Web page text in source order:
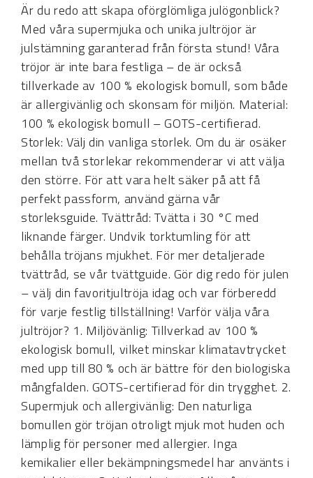
Är du redo att skapa oförglömliga julögonblick?
Med våra supermjuka och unika jultröjor är
julstämning garanterad från första stund! Våra
tröjor är inte bara festliga – de är också
tillverkade av 100 % ekologisk bomull, som både
är allergivänlig och skonsam för miljön. Material:
100 % ekologisk bomull – GOTS-certifierad.
Storlek: Välj din vanliga storlek. Om du är osäker
mellan två storlekar rekommenderar vi att välja
den större. För att vara helt säker på att få
perfekt passform, använd gärna vår
storleksguide. Tvättråd: Tvätta i 30 °C med
liknande färger. Undvik torktumling för att
behålla tröjans mjukhet. För mer detaljerade
tvättråd, se vår tvättguide. Gör dig redo för julen
– välj din favoritjultröja idag och var förberedd
för varje festlig tillställning! Varför välja våra
jultröjor? 1. Miljövänlig: Tillverkad av 100 %
ekologisk bomull, vilket minskar klimatavtrycket
med upp till 80 % och är bättre för den biologiska
mångfalden. GOTS-certifierad för din trygghet. 2.
Supermjuk och allergivänlig: Den naturliga
bomullen gör tröjan otroligt mjuk mot huden och
lämplig för personer med allergier. Inga
kemikalier eller bekämpningsmedel har använts i